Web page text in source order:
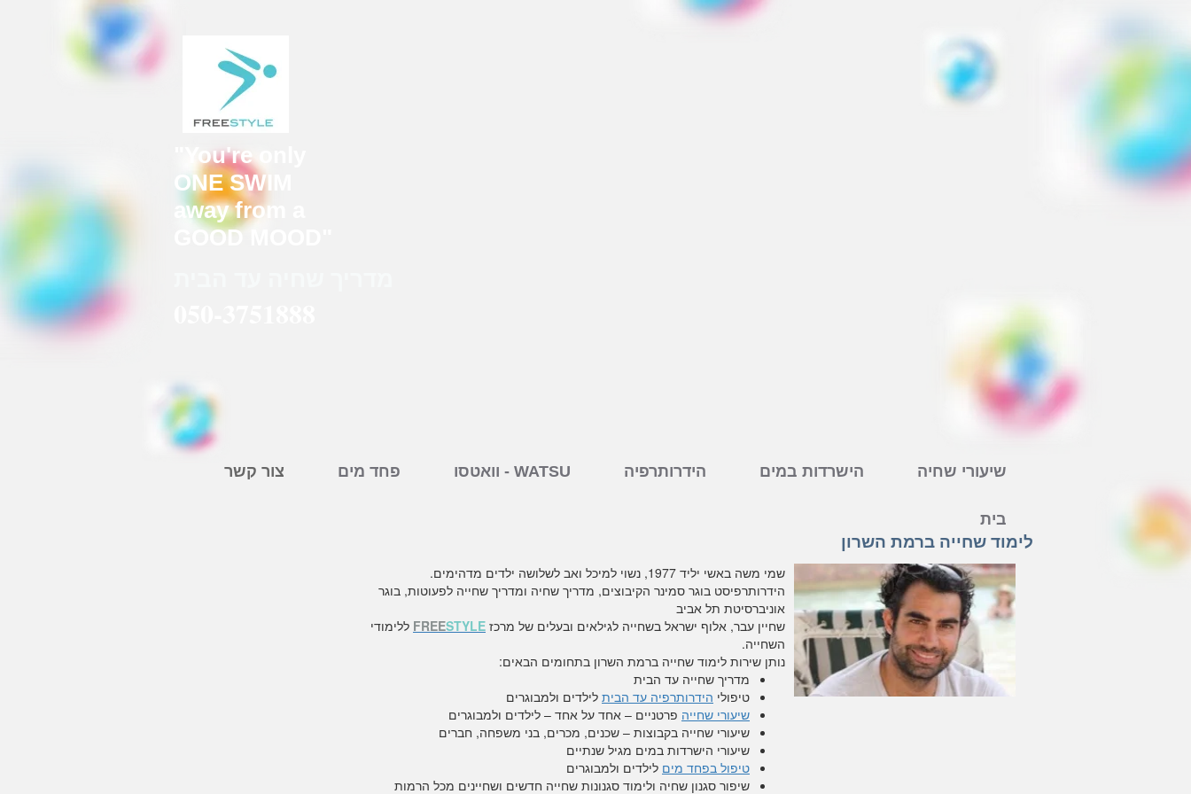
צור קשר פחד מים וואטסו - WATSU הידרותרפיה הישרדות במים שיעורי שחיה
בית
You'reonly"
ONE SWIM
away from a
שמי משה באשי יליד 1977,
נשוי למיכל ואב לשלושה ילדים מדהימים.
הידרותרפיסט בוגר סמינר הקיבוצים, מדריך שחיה ומדריך שחייה לפעוטות, בוגר
אוניברסיטת תל אביב
שחיין עבר, אלוף ישראל בשחייה לגילאים ובעלים של מרכז FREESTYLE
ללימודי
השחייה.
נותן שירות לימוד שחייה ברמת השרון בתחומים הבאים:
מדריך שחייה עד הבית
טיפולי הידרותרפיה עד הבית לילדים ולמבוגרים
שיעורי שחייה פרטניים – אחד על אחד – לילדים ולמבוגרים
שיעורי שחייה בקבוצות – שכנים, מכרים, בני משפחה, חברים
שיעורי הישרדות במים מגיל שנתיים
טיפול בפחד מים לילדים ולמבוגרים
שיפור סגנון שחיה ולימוד סגנונות שחייה חדשים ושחיינים מכל הרמות
לימוד שחייה ברמת השרון